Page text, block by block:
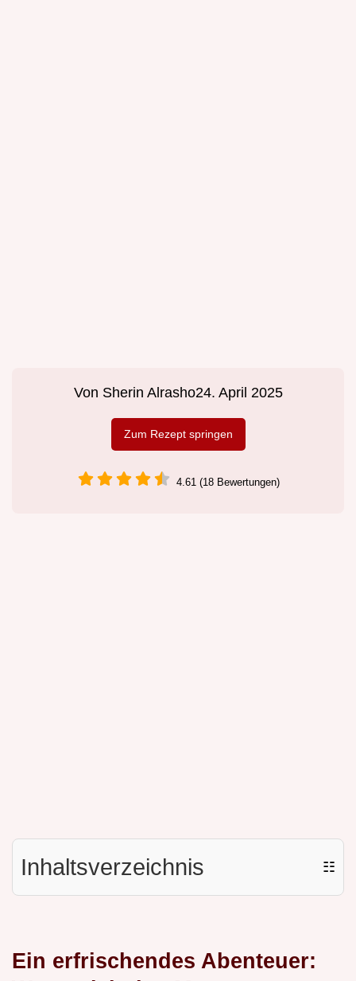
Von Sherin Alrasho24. April 2025
Zum Rezept springen
4.61 (18 Bewertungen)
Inhaltsverzeichnis ☷
Ein erfrischendes Abenteuer: